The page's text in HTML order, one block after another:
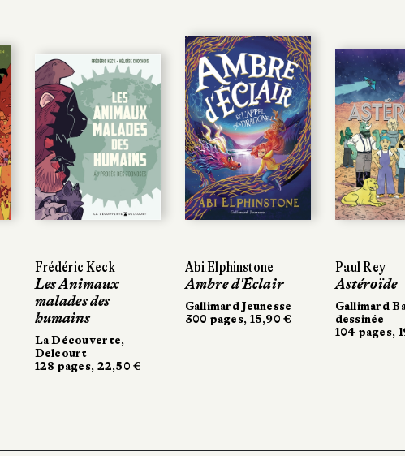
Frédéric Keck
Les Animaux
malades des
humains
La Découverte,
Delcourt
128 pages, 22,50 €
Abi Elphinstone
Ambre d'Éclair
Gallimard Jeunesse
300 pages, 15,90 €
Paul Rey
Astéroïde
Gallimard
dessinée
104 pages,